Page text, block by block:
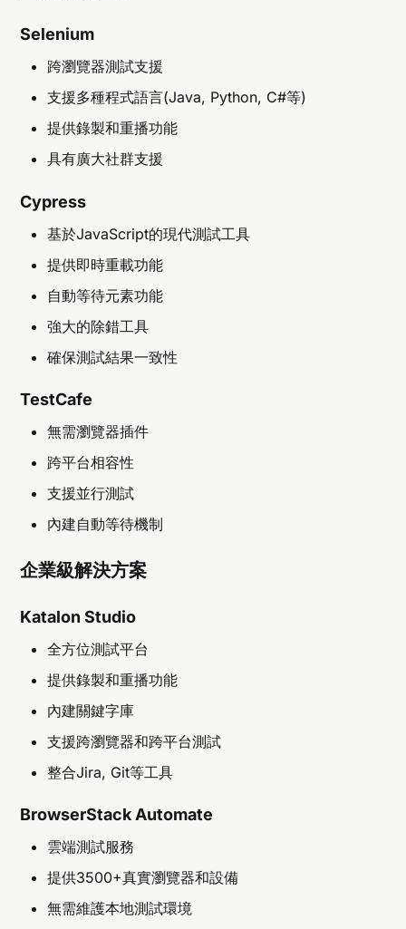
Selenium
跨瀏覽器測試支援
支援多種程式語言(Java, Python, C#等)
提供錄製和重播功能
具有廣大社群支援
Cypress
基於JavaScript的現代測試工具
提供即時重載功能
自動等待元素功能
強大的除錯工具
確保測試結果一致性
TestCafe
無需瀏覽器插件
跨平台相容性
支援並行測試
內建自動等待機制
企業級解決方案
Katalon Studio
全方位測試平台
提供錄製和重播功能
內建關鍵字庫
支援跨瀏覽器和跨平台測試
整合Jira, Git等工具
BrowserStack Automate
雲端測試服務
提供3500+真實瀏覽器和設備
無需維護本地測試環境